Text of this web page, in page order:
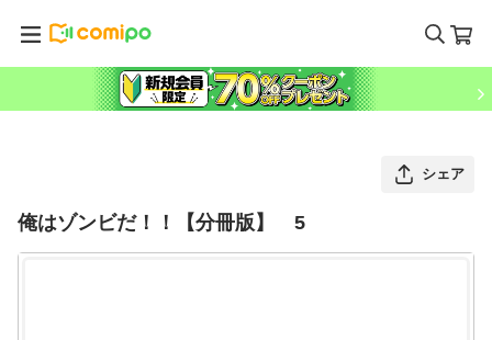
シェア
俺はゾンビだ！！【分冊版】 5